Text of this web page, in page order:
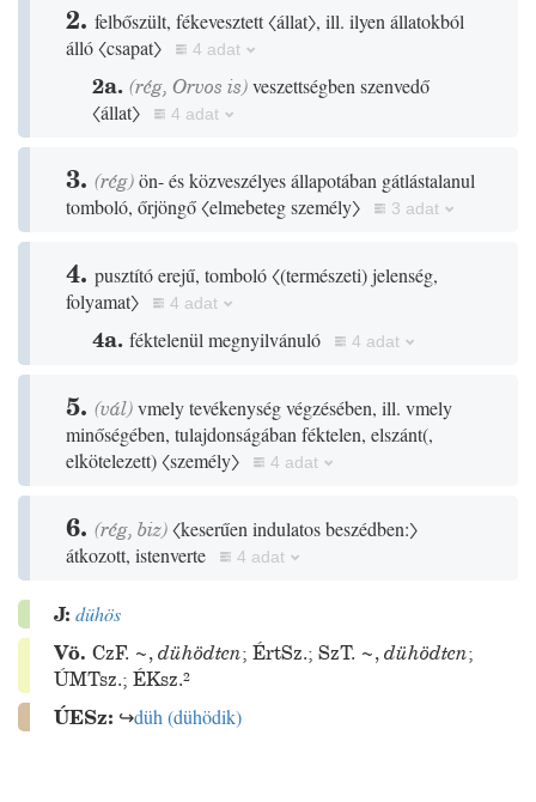
2. felbőszült, fékevesztett〈állat〉, ill. ilyen állatokból
álló〈csapat〉 4 adat
2a. (rég, Orvos is)veszettségben szenvedő
〈állat〉
4 adat
3. (rég)ön- és közveszélyes állapotában gátlástalanul
tomboló, őrjöngő〈elmebeteg személy〉 3 adat
4. pusztító erejű, tomboló〈(természeti)jelenség,
folyamat〉
4 adat
4a. féktelenül megnyilvánuló 4 adat
5. (vál)vmely tevékenység végzésében, ill. vmely
minőségében, tulajdonságában féktelen, elszánt(,
elkötelezett)〈személy〉 4 adat
6. (rég, biz)〈keserűen indulatos beszédben:〉
átkozott, istenverte
4 adat
J: dühös
Vö. CzF. ~,dühödten; ÉrtSz.; SzT. ~,dühödten;
ÚMTsz.; ÉKsz.²
ÚESz: ↪düh (dühödik)